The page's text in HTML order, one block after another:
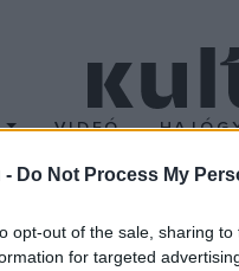
- Do Not Process My
opt-out of the sale, sharing
for targeted
VIDEÓ